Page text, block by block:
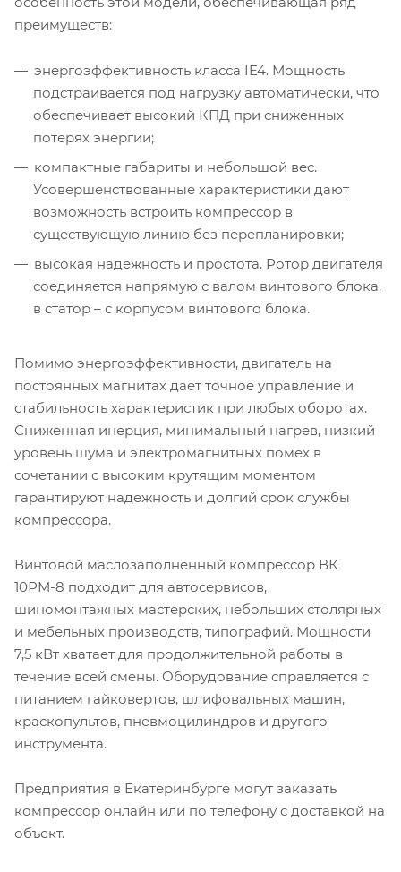
преимуществ:
энергоэффективность класса IE4. Мощность
подстраивается под нагрузку автоматически, что
обеспечивает высокий КПД при сниженных
потерях энергии;
компактные габариты и небольшой вес.
Усовершенствованные характеристики дают
возможность встроить компрессор в
существующую линию без перепланировки;
высокая надежность и простота. Ротор двигателя
соединяется напрямую с валом винтового блока,
в статор – с корпусом винтового блока.
Помимо энергоэффективности, двигатель на
постоянных магнитах дает точное управление и
стабильность характеристик при любых оборотах.
Сниженная инерция, минимальный нагрев, низкий
уровень шума и электромагнитных помех в
сочетании с высоким крутящим моментом
гарантируют надежность и долгий срок службы
компрессора.
Винтовой маслозаполненный компрессор ВК
10РМ-8 подходит для автосервисов,
шиномонтажных мастерских, небольших столярных
и мебельных производств, типографий. Мощности
7,5 кВт хватает для продолжительной работы в
течение всей смены. Оборудование справляется с
питанием гайковертов, шлифовальных машин,
краскопультов, пневмоцилиндров и другого
инструмента.
Предприятия в Екатеринбурге могут заказать
компрессор онлайн или по телефону с доставкой на
объект.